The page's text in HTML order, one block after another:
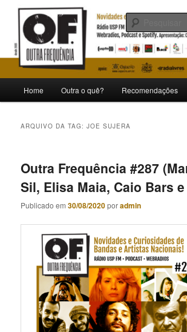
Pular
conteúdo
principal
Pular
conteúdo
secundárioOutra Frequência
Novidades e curiosidades de bandas e artistas
principal
Home Outra o quê? Recomendações
ARQUIVO DA TAG:JOE SUJERA
Outra Frequência #287
Sil, Elisa Maia, Caio Bars e
Publicado em30/08/2020poradmin